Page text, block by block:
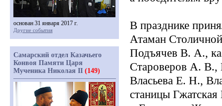
В празднике
Атаман
Подъячев В. А.,
Староверов А. В.,
Власьева Е. Н.,
станицы Гжатская
основан 31 января 2017 г.
Другие события
Самарский отдел Казачьего
Конвоя Памяти Царя
Мученика Николая II (149)